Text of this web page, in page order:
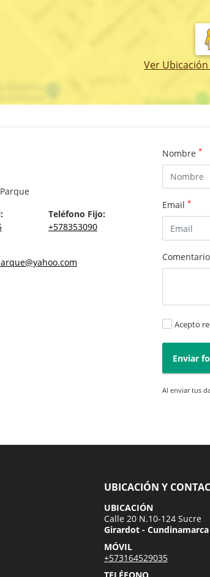
Ver Ubicación
Teléfono Fijo:
+578353090
Nombre *
Email *
Acepto
Enviar
Al enviar tus
UBICACIÓN Y
UBICACIÓN
Calle 20 N.10-124 Sucre
Girardot -
MÓVIL
+573164529035